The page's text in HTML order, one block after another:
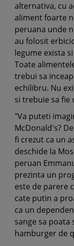
alternativa, cu
aliment foarte
peruana unde
au folosit
legume exista
Toate
trebui sa
echilibru. Nu
si trebuie sa fie
"Va puteti
McDonald's?
fi crezut ca un
deschide la
peruan
prezinta un
este de parere
cate putin a
ca un
sange sa poata
hamburger de